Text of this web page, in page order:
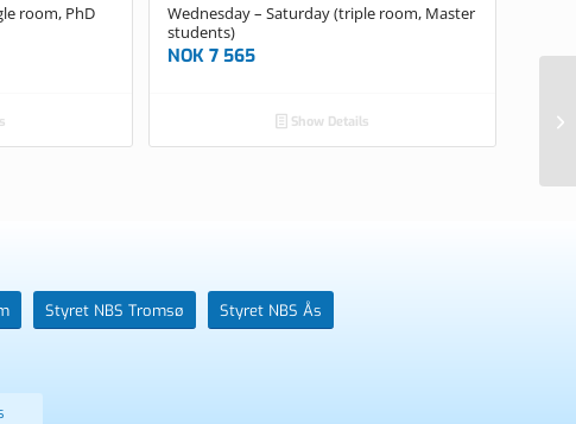
room, PhD
Wednesday – Saturday (triple room, Master
students)
NOK7 565
Show Details
Styret NBS Tromsø Styret NBS Ås